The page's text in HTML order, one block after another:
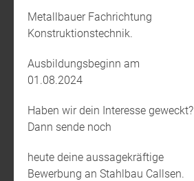
Metallbauer Fachrichtung
Konstruktionstechnik.
Ausbildungsbeginn am
01.08.2024
Haben wir dein Interesse geweckt?
Dann sende noch
heute deine aussagekräftige
Bewerbung an Stahlbau Callsen.